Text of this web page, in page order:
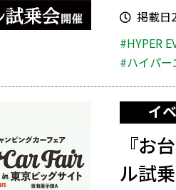
掲載日
#HYPER
#ハイパ
イ
『お
ル試